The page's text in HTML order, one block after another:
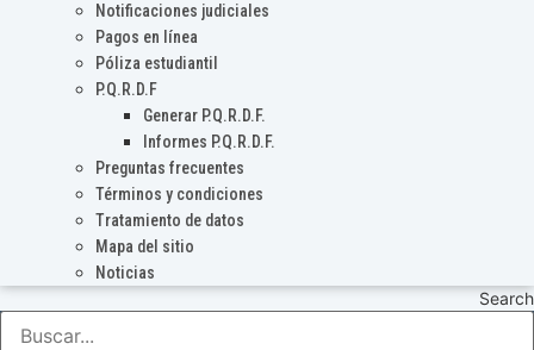
Notificaciones judiciales
Pagos en línea
Póliza estudiantil
P.Q.R.D.F
Generar P.Q.R.D.F.
Informes P.Q.R.D.F.
Preguntas frecuentes
Términos y condiciones
Tratamiento de datos
Mapa del sitio
Noticias
Search